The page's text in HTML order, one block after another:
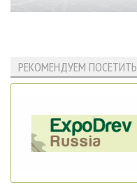
РЕКОМЕНДУЕМ ПОСЕТИТЬ